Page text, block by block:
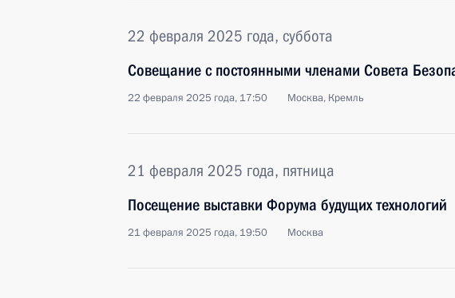
22 февраля 2025 года, суббота
Совещание с постоянными членами Совета
22 февраля 2025 года, 17:50 Москва, Кремль
21 февраля 2025 года, пятница
Посещение выставки Форума будущих технологий
21 февраля 2025 года, 19:50 Москва